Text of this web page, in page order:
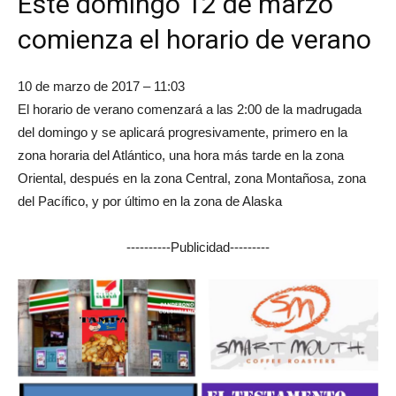
comienza el horario de verano
10 de marzo de 2017 – 11:03
El horario de verano comenzará a las 2:00 de la madrugada
del domingo y se aplicará progresivamente, primero en la
zona horaria del Atlántico, una hora más tarde en la zona
Oriental, después en la zona Central, zona Montañosa, zona
del Pacífico, y por último en la zona de Alaska
----------Publicidad---------